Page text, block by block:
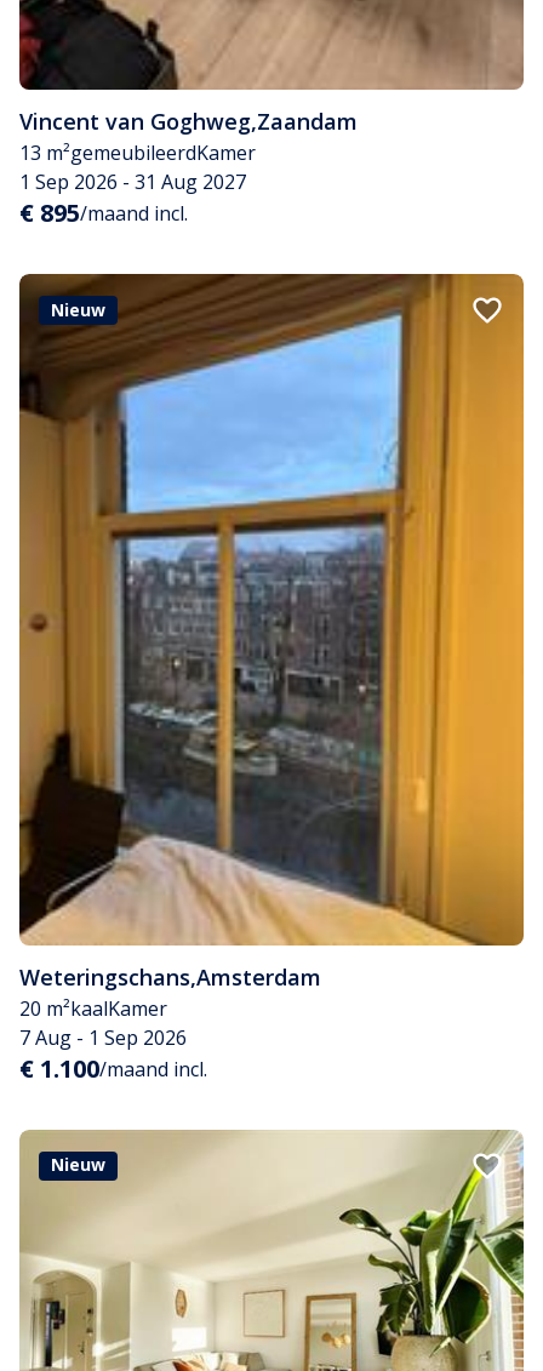
Vincent van Goghweg,Zaandam
13 m²gemeubileerdKamer
1 Sep 2026 - 31 Aug 2027
€ 895/maand incl.
Nieuw
Weteringschans,Amsterdam
20 m²kaalKamer
7 Aug - 1 Sep 2026
€ 1.100/maand incl.
Nieuw